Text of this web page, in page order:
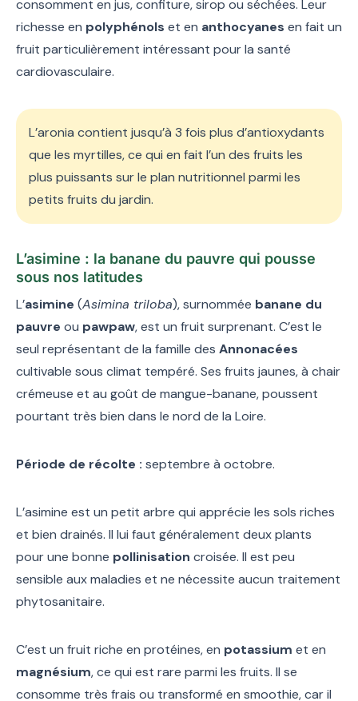
consomment en jus, confiture, sirop ou séchées. Leur
richesse en polyphénols et en anthocyanes en fait un
fruit particulièrement intéressant pour la santé
cardiovasculaire.
L’aronia contient jusqu’à 3 fois plus d’antioxydants
que les myrtilles, ce qui en fait l’un des fruits les
plus puissants sur le plan nutritionnel parmi les
petits fruits du jardin.
L’asimine : la banane du pauvre qui pousse
sous nos latitudes
L’asimine (Asimina triloba), surnommée banane du
pauvre ou pawpaw, est un fruit surprenant. C’est le
seul représentant de la famille des Annonacées
cultivable sous climat tempéré. Ses fruits jaunes, à chair
crémeuse et au goût de mangue-banane, poussent
pourtant très bien dans le nord de la Loire.
Période de récolte : septembre à octobre.
L’asimine est un petit arbre qui apprécie les sols riches
et bien drainés. Il lui faut généralement deux plants
pour une bonne pollinisation croisée. Il est peu
sensible aux maladies et ne nécessite aucun traitement
phytosanitaire.
C’est un fruit riche en protéines, en potassium et en
magnésium, ce qui est rare parmi les fruits. Il se
consomme très frais ou transformé en smoothie, car il